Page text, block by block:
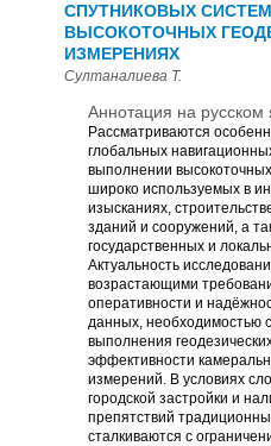
СПУТНИКОВЫХ
ВЫСОКОТОЧНЫХ
ИЗМЕРЕНИЯХ
Султаналиева Т.
Аннотация на русском
Рассматриваются
глобальных
выполнении
широко используемых в
изысканиях,
зданий и сооружений, а
государственных и
Актуальность
возрастающими
оперативности и
данных, необходимостью
выполнения
эффективности
измерений. В условиях
городской застройки и
препятствий
сталкиваются с